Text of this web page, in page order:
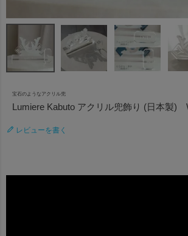
宝石のようなアクリル兜
Lumiere Kabuto アクリル兜飾り (日本製)
レビューを書く